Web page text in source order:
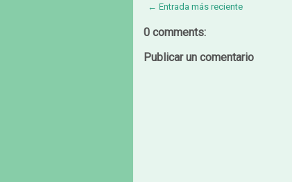
← Entrada más reciente
0 comments:
Publicar un comentario